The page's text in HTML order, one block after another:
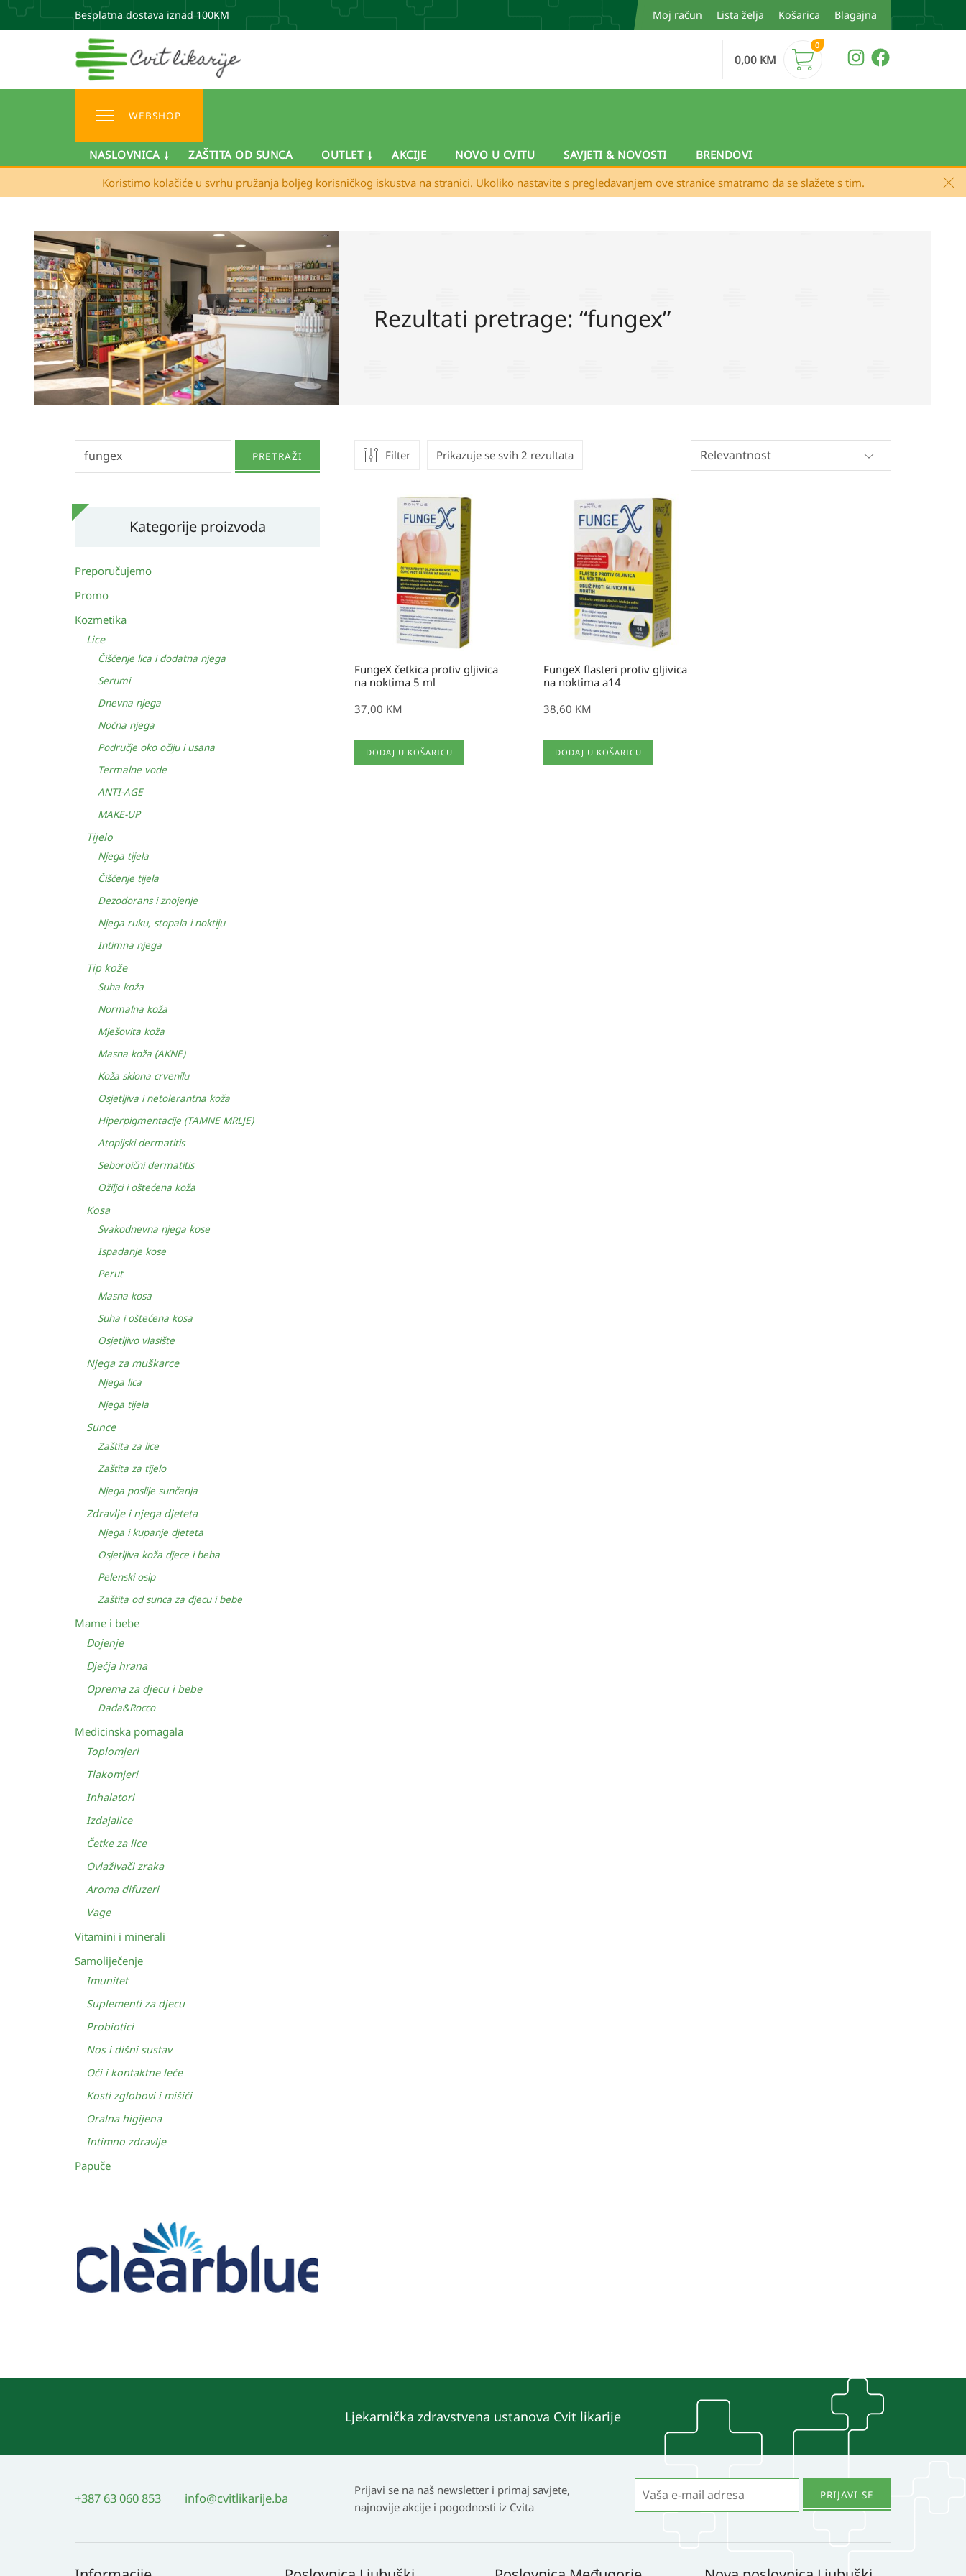
Besplatna dostava iznad 100KM Moj račun Lista želja Košarica Blagajna
0,00 KM
0
WEBSHOP
NASLOVNICA ZAŠTITA OD SUNCA OUTLET AKCIJE NOVO U CVITU SAVJETI & NOVOSTI
BRENDOVI
Koristimo kolačiće u svrhu pružanja boljeg korisničkog iskustva na stranici. Ukoliko nastavite s pregledavanjem ove stranice smatramo da se slažete s tim.
Rezultati pretrage: “fungex”
Filter Prikazuje se svih 2 rezultata
FungeX četkica protiv gljivica
na noktima 5 ml
37,00 KM
DODAJ U KOŠARICU
FungeX flasteri protiv gljivica
na noktima a14
38,60 KM
DODAJ U KOŠARICU
Pretraži: PRETRAŽI
Kategorije proizvoda
Preporučujemo
Promo
Kozmetika
Lice
Čišćenje lica i dodatna njega
Serumi
Dnevna njega
Noćna njega
Područje oko očiju i usana
Termalne vode
ANTI-AGE
MAKE-UP
Tijelo
Njega tijela
Čišćenje tijela
Dezodorans i znojenje
Njega ruku, stopala i noktiju
Intimna njega
Tip kože
Suha koža
Normalna koža
Mješovita koža
Masna koža (AKNE)
Koža sklona crvenilu
Osjetljiva i netolerantna koža
Hiperpigmentacije (TAMNE MRLJE)
Atopijski dermatitis
Seboroični dermatitis
Ožiljci i oštećena koža
Kosa
Svakodnevna njega kose
Ispadanje kose
Perut
Masna kosa
Suha i oštećena kosa
Osjetljivo vlasište
Njega za muškarce
Njega lica
Njega tijela
Sunce
Zaštita za lice
Zaštita za tijelo
Njega poslije sunčanja
Zdravlje i njega djeteta
Njega i kupanje djeteta
Osjetljiva koža djece i beba
Pelenski osip
Zaštita od sunca za djecu i bebe
Mame i bebe
Dojenje
Dječja hrana
Oprema za djecu i bebe
Dada&Rocco
Medicinska pomagala
Toplomjeri
Tlakomjeri
Inhalatori
Izdajalice
Četke za lice
Ovlaživači zraka
Aroma difuzeri
Vage
Vitamini i minerali
Samoliječenje
Imunitet
Suplementi za djecu
Probiotici
Nos i dišni sustav
Oči i kontaktne leće
Kosti zglobovi i mišići
Oralna higijena
Intimno zdravlje
Papuče
Ljekarnička zdravstvena ustanova Cvit likarije
+387 63 060 853 info@cvitlikarije.ba
Prijavi se na naš newsletter i primaj savjete,
najnovije akcije i pogodnosti iz Cvita